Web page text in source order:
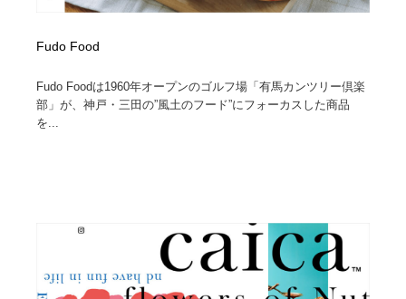
Fudo Food
Fudo Foodは1960年オープンのゴルフ場「有馬カンツリー倶楽
部」が、神戸・三田の”風土のフード”にフォーカスした商品
を...